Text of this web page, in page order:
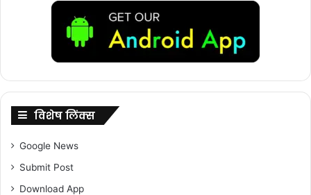
विशेष लिंक्स
Google News
Submit Post
Download App